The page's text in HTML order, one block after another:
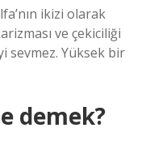
ikizi olarak
ve çekiciliği
sevmez. Yüksek bir
demek?